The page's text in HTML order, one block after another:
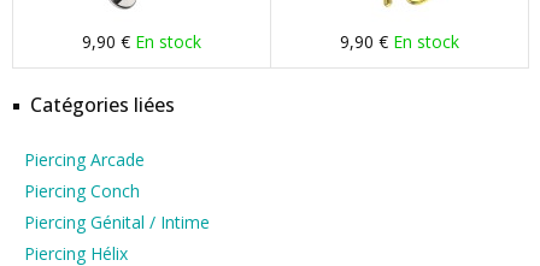
9,90 € En stock 9,90 € En stock
Catégories liées
Piercing Arcade
Piercing Conch
Piercing Génital / Intime
Piercing Hélix